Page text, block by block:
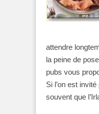
attendre
la peine de
pubs vous
Si l’on est
souvent que